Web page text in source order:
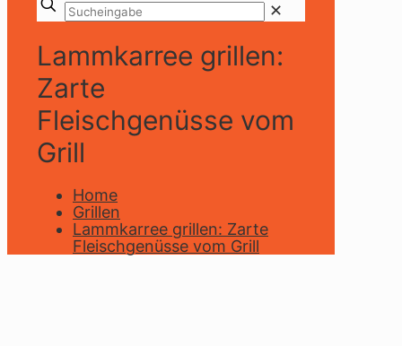
✕
Lammkarree grillen:
Zarte
Fleischgenüsse vom
Grill
Home
Grillen
Lammkarree grillen: Zarte
Fleischgenüsse vom Grill